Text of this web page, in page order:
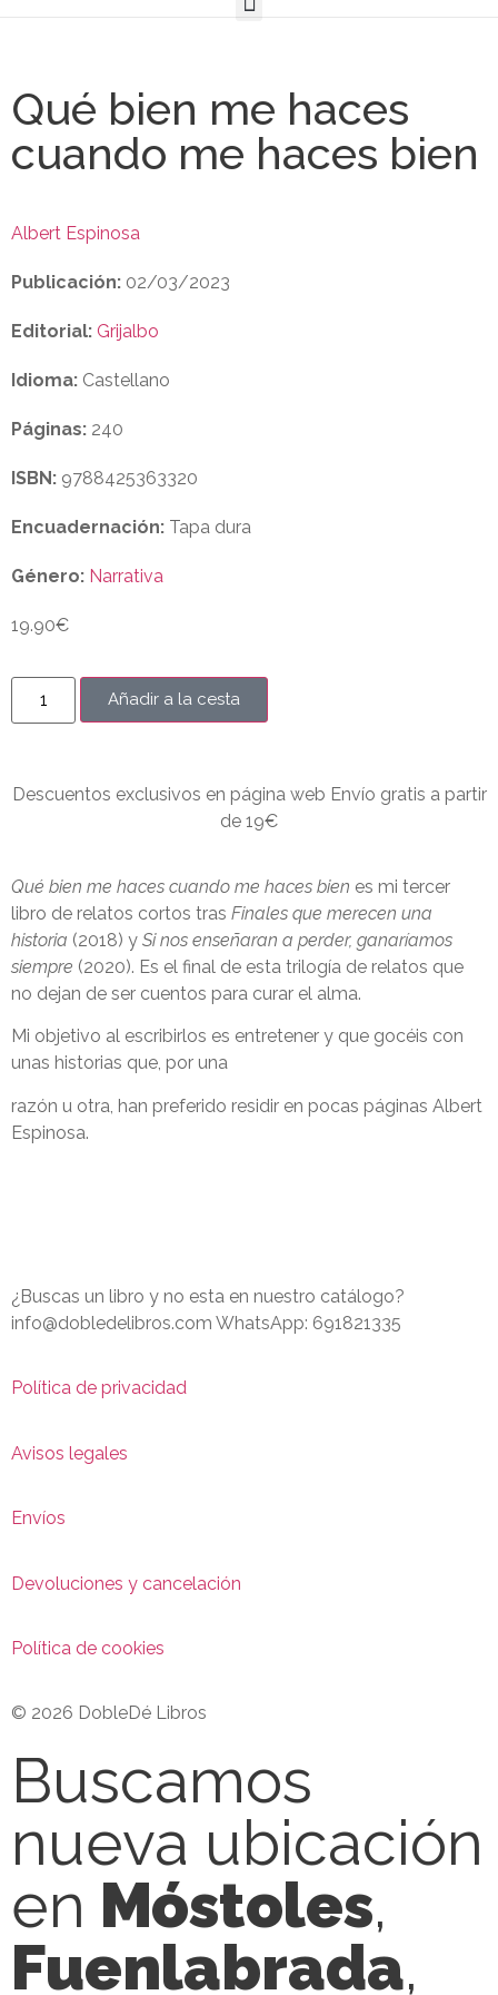
Qué bien me haces
cuando me haces bien
Albert Espinosa
Publicación: 02/03/2023
Editorial: Grijalbo
Idioma: Castellano
Páginas: 240
ISBN: 9788425363320
Encuadernación: Tapa dura
Género: Narrativa
19.90€
Añadir a la cesta
Descuentos exclusivos en página web Envío gratis a partir
de 19€
Qué bien me haces cuando me haces bien es mi tercer
libro de relatos cortos tras Finales que merecen una
historia (2018) y Si nos enseñaran a perder, ganaríamos
siempre (2020). Es el final de esta trilogía de relatos que
no dejan de ser cuentos para curar el alma.
Mi objetivo al escribirlos es entretener y que gocéis con
unas historias que, por una
razón u otra, han preferido residir en pocas páginas Albert
Espinosa.
¿Buscas un libro y no esta en nuestro catálogo?
info@dobledelibros.com WhatsApp: 691821335
Política de privacidad
Avisos legales
Envíos
Devoluciones y cancelación
Política de cookies
© 2026 DobleDé Libros
Buscamos
nueva ubicación
en Móstoles,
Fuenlabrada,